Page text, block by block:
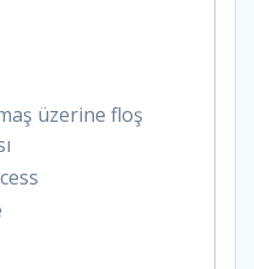
üzerine floş